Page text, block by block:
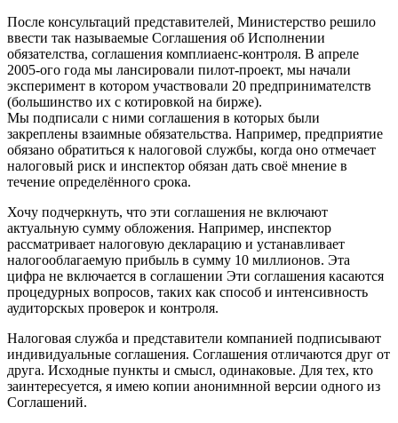
После консультаций представителей, Министерство решило
ввести так называемые Соглашения об Исполнении
обязателства, соглашения комплиаенс-контроля. В апреле
2005-ого года мы лансировали пилот-проект, мы начали
эксперимент в котором участвовали 20 предпринимателств
(большинство их с котировкой на бирже).
Мы подписали с ними соглашения в которых были
закреплены взаимные обязательства. Например, предприятие
обязано обратиться к налоговой службы, когда оно отмечает
налоговый риск и инспектор обязан дать своё мнение в
течение определённого срока.
Хочу подчеркнуть, что эти соглашения не включают
актуальную сумму обложения. Например, инспектор
рассматривает налоговую декларацию и устанавливает
налогооблагаемую прибыль в сумму 10 миллионов. Эта
цифра не включается в соглашении Эти соглашения касаются
процедурных вопросов, таких как способ и интенсивность
аудиторскых проверок и контроля.
Налоговая служба и представители компанией подписывают
индивидуальные соглашения. Соглашения отличаются друг от
друга. Исходные пункты и смысл, одинаковые. Для тех, кто
заинтересуется, я имею копии анонимнной версии одного из
Соглашений.